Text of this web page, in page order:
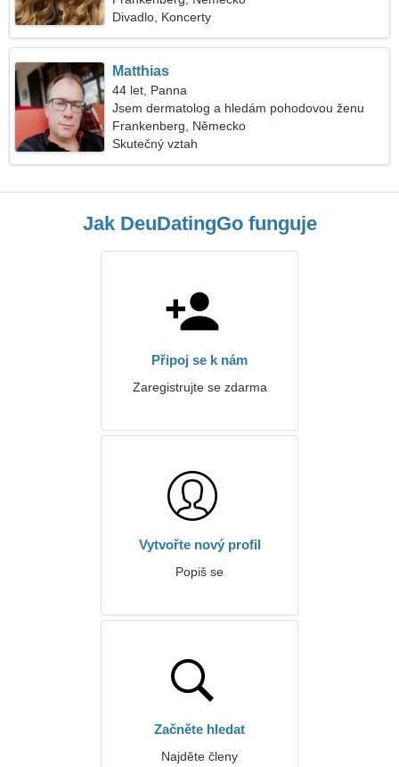
Divadlo, Koncerty
Matthias
44 let, Panna
Jsem dermatolog a hledám pohodovou ženu
Frankenberg, Německo
Skutečný vztah
Jak DeuDatingGo funguje
Připoj se k nám
Zaregistrujte se zdarma
Vytvořte nový profil
Popiš se
Začněte hledat
Najděte členy